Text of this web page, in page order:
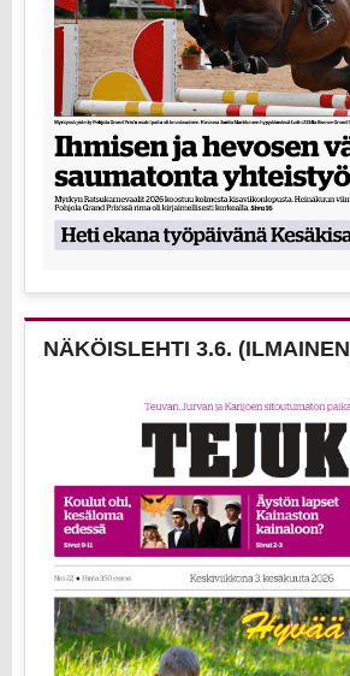
NÄKÖISLEHTI 3.6.